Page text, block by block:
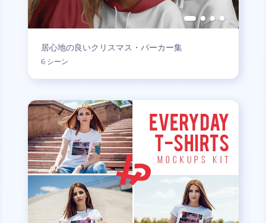
居心地の良いクリスマス・パーカー集
6 シーン